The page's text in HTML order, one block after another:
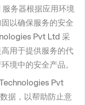
服务器根据应用环境
以确保服务的安全
Pvt Ltd 采
用于提供服务的代
境中的安全产品。
Pvt
据，以帮助防止意